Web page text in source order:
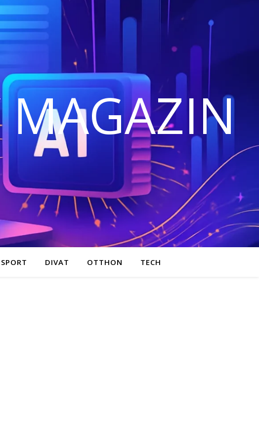
MAGAZIN
SPORT DIVAT OTTHON TECH